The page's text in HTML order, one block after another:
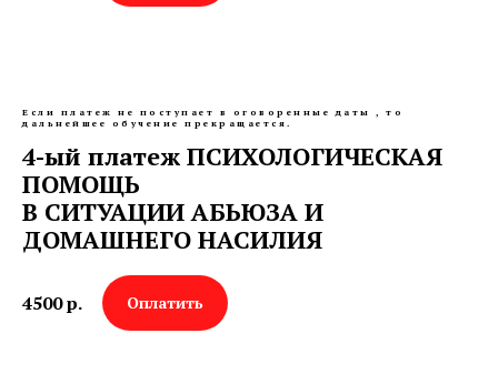
Если платеж не поступает в оговоренные даты , то
дальнейшее обучение прекращается.
4-ый платеж ПСИХОЛОГИЧЕСКАЯ
ПОМОЩЬ
В СИТУАЦИИ АБЬЮЗА И
ДОМАШНЕГО НАСИЛИЯ
4500р. Оплатить